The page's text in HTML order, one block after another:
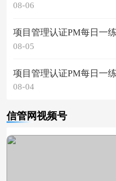
08-06
项目管理认证PM每日一练
08-05
项目管理认证PM每日一练
08-04
信管网视频号